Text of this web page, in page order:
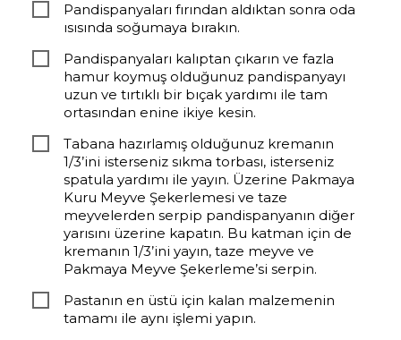
Pandispanyaları fırından aldıktan sonra oda
ısısında soğumaya bırakın.
Pandispanyaları kalıptan çıkarın ve fazla
hamur koymuş olduğunuz pandispanyayı
uzun ve tırtıklı bir bıçak yardımı ile tam
ortasından enine ikiye kesin.
Tabana hazırlamış olduğunuz kremanın
1/3’ini isterseniz sıkma torbası, isterseniz
spatula yardımı ile yayın. Üzerine Pakmaya
Kuru Meyve Şekerlemesi ve taze
meyvelerden serpip pandispanyanın diğer
yarısını üzerine kapatın. Bu katman için de
kremanın 1/3’ini yayın, taze meyve ve
Pakmaya Meyve Şekerleme’si serpin.
Pastanın en üstü için kalan malzemenin
tamamı ile aynı işlemi yapın.